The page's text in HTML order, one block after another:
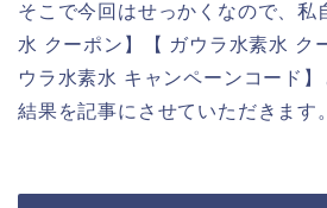
そこで今回はせっかくなので、私
水 クーポン】【 ガウラ水素水 ク
ウラ水素水 キャンペーンコード
結果を記事にさせていただきます。